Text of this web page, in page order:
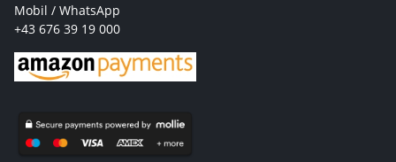
Mobil / WhatsApp
+43 676 39 19 000